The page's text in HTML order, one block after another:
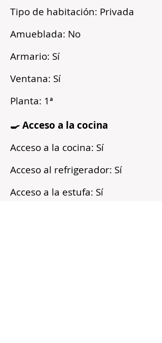
Tipo de habitación: Privada
Amueblada: No
Armario: Sí
Ventana: Sí
Planta: 1ª
🍳 Acceso a la cocina
Acceso a la cocina: Sí
Acceso al refrigerador: Sí
Acceso a la estufa: Sí